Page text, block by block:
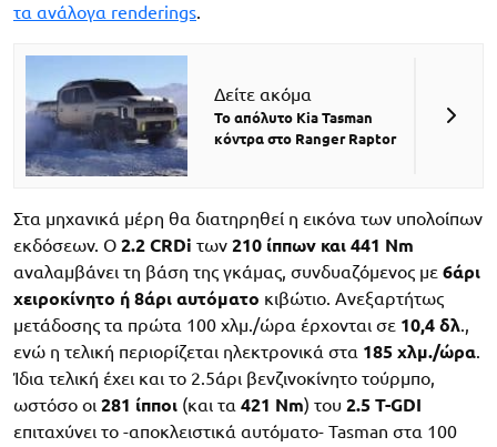
τα ανάλογα renderings
Δείτε ακόμα
To απόλυτο Kia Tasman
κόντρα στο Ranger Raptor
Στα μηχανικά μέρη θα διατηρηθεί η εικόνα των υπολοίπων
εκδόσεων. Ο 2.2 CRDi των 210 ίππων και 441 Nm
αναλαμβάνει τη βάση της γκάμας, συνδυαζόμενος με 6άρι
χειροκίνητο ή 8άρι αυτόματο κιβώτιο. Ανεξαρτήτως
μετάδοσης τα πρώτα 100 χλμ./ώρα έρχονται σε 10,4 δλ.,
ενώ η τελική περιορίζεται ηλεκτρονικά στα 185 χλμ./ώρα.
Ίδια τελική έχει και το 2.5άρι βενζινοκίνητο τούρμπο,
ωστόσο οι 281 ίπποι (και τα 421 Nm) του 2.5 T-GDI
επιταχύνει το -αποκλειστικά αυτόματο- Tasman στα 100